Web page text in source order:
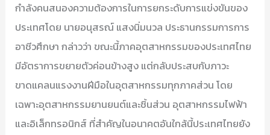
กำลังคนสนองความต้องการในการยกระดับการแข่งขันของ
ประเทศโดย นายอนุสรณ์ แสงนิ่มนวล ประธานกรรมการการ
อาชีวศึกษา กล่าวว่า ขณะนี้ภาคอุตสาหกรรมของประเทศไทย
มีอัตราการขยายตัวค่อนข้างสูง แต่กลับประสบกับภาวะ
ขาดแคลนแรงงานฝีมือในอุตสาหกรรมทุกภาคส่วน โดย
เฉพาะอุตสาหกรรมยานยนต์และชิ้นส่วน อุตสาหกรรมไฟฟ้า
และอิเล็กทรอนิกส์ ที่สำคัญในอนาคตอันใกล้นี้ประเทศไทยยัง